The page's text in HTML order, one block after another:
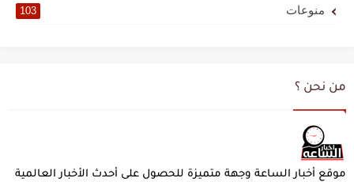
منوعات 103
من نحن ؟
موقع أخبار الساعة وجهة متميزة للحصول على أحدث الأخبار العالمية